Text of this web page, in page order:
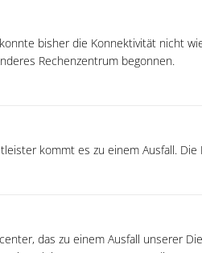
bisher die Konnektivität nicht
Rechenzentrum begonnen.
kommt es zu einem Ausfall.
das zu einem Ausfall unserer